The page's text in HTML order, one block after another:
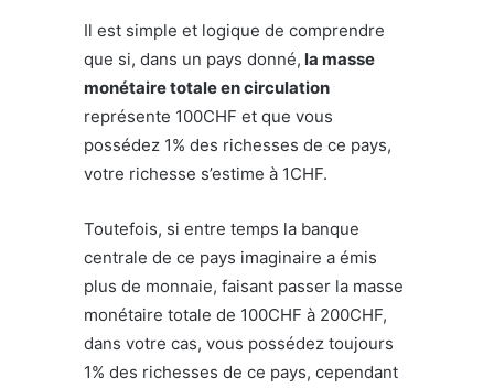
Il est simple et logique de comprendre
que si, dans un pays donné, la masse
monétaire totale en circulation
représente 100CHF et que vous
possédez 1% des richesses de ce pays,
votre richesse s’estime à 1CHF.
Toutefois, si entre temps la banque
centrale de ce pays imaginaire a émis
plus de monnaie, faisant passer la masse
monétaire totale de 100CHF à 200CHF,
dans votre cas, vous possédez toujours
1% des richesses de ce pays, cependant